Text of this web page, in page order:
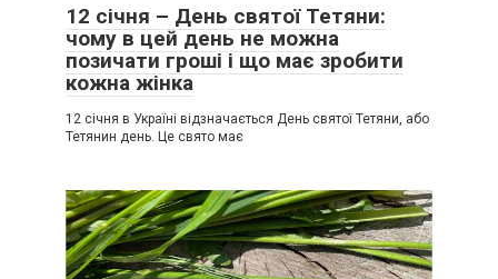
12 січня – День святої Тетяни:
чому в цей день не можна
позичати гроші і що має зробити
кожна жінка
12 січня в Україні відзначається День святої Тетяни, або
Тетянин день. Це свято має